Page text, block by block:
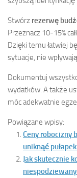
Stwórz rezerwę
Przeznacz 10-15%
Dzięki temu łatwiej
sytuacje, nie
Dokumentuj
wydatków. A także
móc adekwatnie
Powiązane wpisy:
Ceny robocizny
uniknąć
Jak skutecznie